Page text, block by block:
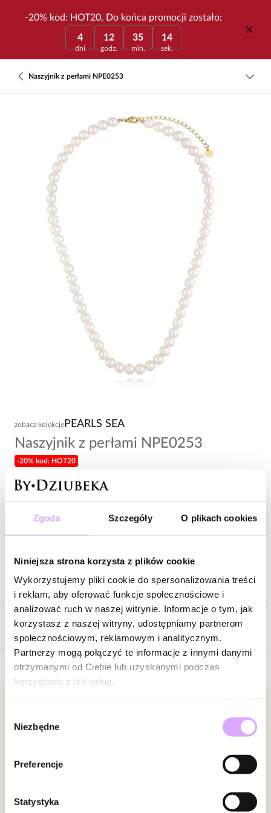
Zgoda Szczegóły O plikach cookies
Niniejsza strona korzysta z plików cookie
Wykorzystujemy pliki cookie do spersonalizowania treści
i reklam, aby oferować funkcje społecznościowe i
analizować ruch w naszej witrynie. Informacje o tym, jak
korzystasz z naszej witryny, udostępniamy partnerom
społecznościowym, reklamowym i analitycznym.
Partnerzy mogą połączyć te informacje z innymi danymi
otrzymanymi od Ciebie lub uzyskanymi podczas
korzystania z ich usług.
zgody
Niezbędne
Preferencje
Statystyka
-20% kod: HOT20, Do końca promocji zostało:
4
dni
12
godz.
35
min.
14
sek.
Naszyjnik z perłami NPE0253
zobacz kolekcję PEARLS SEA
Naszyjnik z perłami NPE0253
-20% kod: HOT20
79,00 zł
Zapytaj o produkt
Opis produktu
Surowiec: stal szlachetna.
Kolor surowca: złoty.
Elementy: szklane perły.
Wielkość pereł: 0,80 cm.
Długość naszyjnika: 50 cm + 6 cm łańcuszek wydłużający.
Rodzaj zapięcia: karabińczyk.
Opinie
5/5
0
0
1
0
Powiadomienie